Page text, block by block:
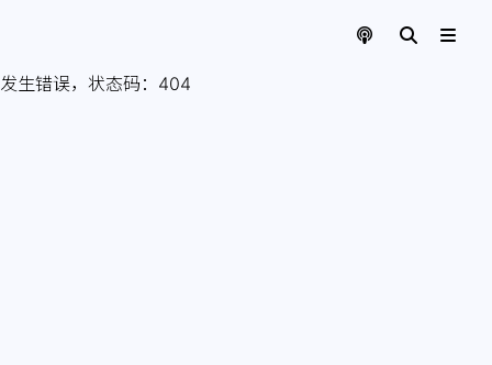
发生错误，状态码： 404